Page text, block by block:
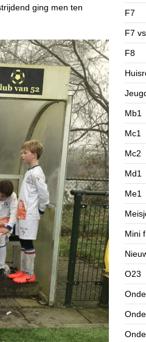
ging men ten
F7
F7
F8
Mb1
Mc1
Mc2
Md1
Me1
Mini
O23